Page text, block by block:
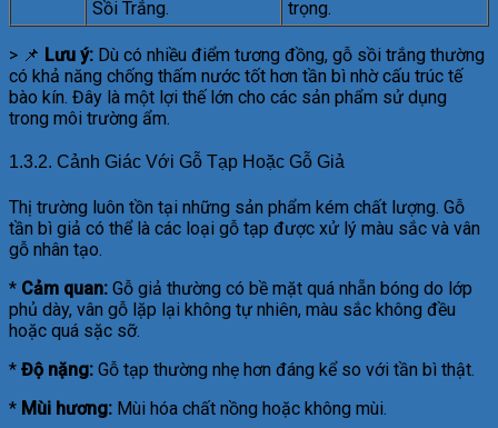
Sồi Trắng. trọng.
> 📌 Lưu ý: Dù có nhiều điểm tương đồng, gỗ sồi trắng thường
có khả năng chống thấm nước tốt hơn tần bì nhờ cấu trúc tế
bào kín. Đây là một lợi thế lớn cho các sản phẩm sử dụng
trong môi trường ẩm.
1.3.2. Cảnh Giác Với Gỗ Tạp Hoặc Gỗ Giả
Thị trường luôn tồn tại những sản phẩm kém chất lượng. Gỗ
tần bì giả có thể là các loại gỗ tạp được xử lý màu sắc và vân
gỗ nhân tạo.
* Cảm quan: Gỗ giả thường có bề mặt quá nhẵn bóng do lớp
phủ dày, vân gỗ lặp lại không tự nhiên, màu sắc không đều
hoặc quá sặc sỡ.
* Độ nặng: Gỗ tạp thường nhẹ hơn đáng kể so với tần bì thật.
* Mùi hương: Mùi hóa chất nồng hoặc không mùi.